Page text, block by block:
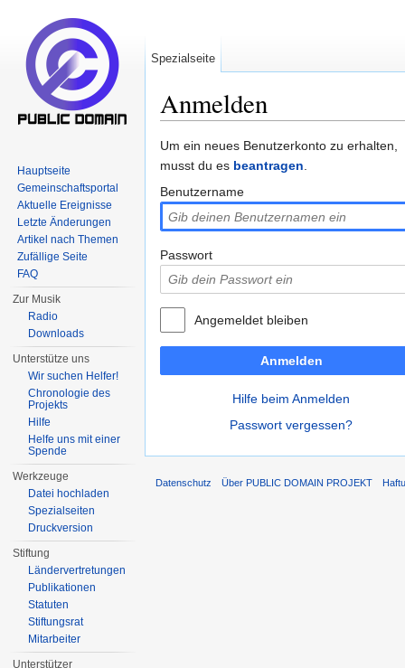
Anmelden
Um ein neues Benutzerkonto zu erhalten,
musst du es beantragen.
Benutzername
Passwort
Angemeldet bleiben
Anmelden
Hilfe beim Anmelden
Passwort vergessen?
Spezialseite
Hauptseite
Gemeinschaftsportal
Aktuelle Ereignisse
Letzte Änderungen
Artikel nach Themen
Zufällige Seite
FAQ
Zur Musik
Radio
Downloads
Unterstütze uns
Wir suchen Helfer!
Chronologie des
Projekts
Hilfe
Helfe uns mit einer
Spende
Werkzeuge
Datei hochladen
Spezialseiten
Druckversion
Stiftung
Ländervertretungen
Publikationen
Statuten
Stiftungsrat
Mitarbeiter
Unterstützer
Datenschutz Über PUBLIC DOMAIN PROJEKT